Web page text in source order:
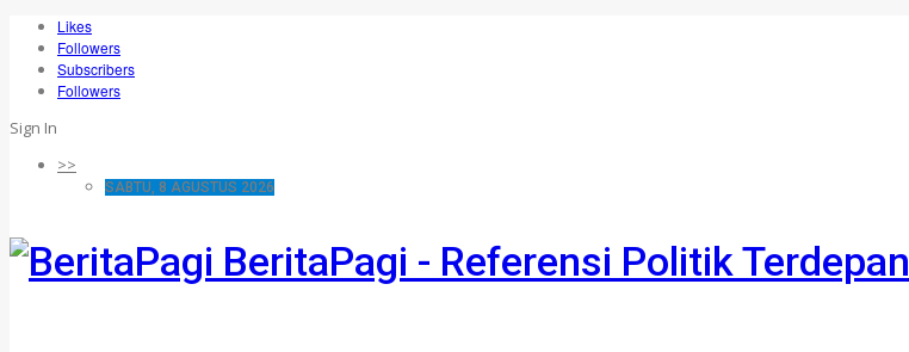
Likes
Followers
Subscribers
Followers
Sign In
>>
SABTU, 8 AGUSTUS 2026
BeritaPagi - Referensi Politik Terdepan